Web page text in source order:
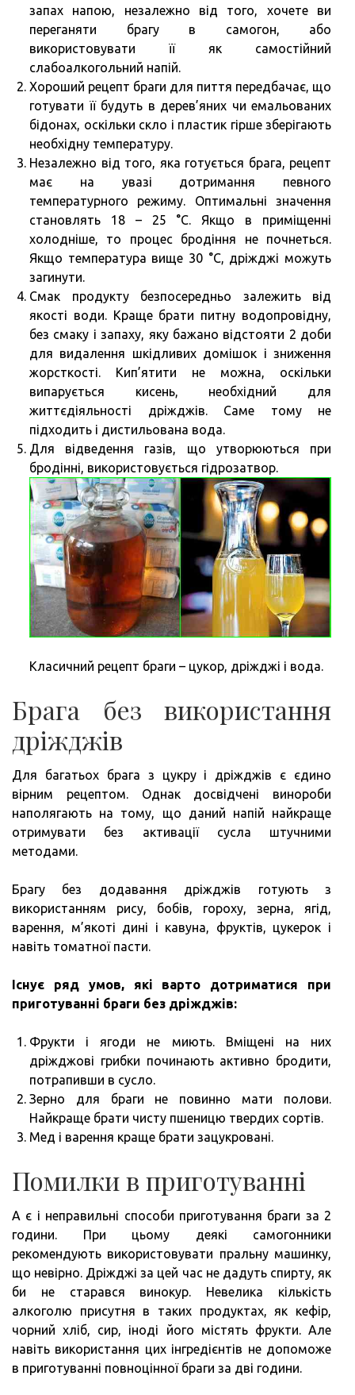
запах напою, незалежно від того, хочете ви
переганяти брагу в самогон, або
використовувати її як самостійний
слабоалкогольний напій.
Хороший рецепт браги для пиття передбачає, що
готувати її будуть в дерев’яних чи емальованих
бідонах, оскільки скло і пластик гірше зберігають
необхідну температуру.
Незалежно від того, яка готується брага, рецепт
має на увазі дотримання певного
температурного режиму. Оптимальні значення
становлять 18 – 25 °C. Якщо в приміщенні
холодніше, то процес бродіння не почнеться.
Якщо температура вище 30 °C, дріжджі можуть
загинути.
Смак продукту безпосередньо залежить від
якості води. Краще брати питну водопровідну,
без смаку і запаху, яку бажано відстояти 2 доби
для видалення шкідливих домішок і зниження
жорсткості. Кип’ятити не можна, оскільки
випарується кисень, необхідний для
життєдіяльності дріжджів. Саме тому не
підходить і дистильована вода.
Для відведення газів, що утворюються при
бродінні, використовується гідрозатвор.
Класичний рецепт браги – цукор, дріжджі і вода.
Брага без використання
дріжджів
Для багатьох брага з цукру і дріжджів є єдино
вірним рецептом. Однак досвідчені винороби
наполягають на тому, що даний напій найкраще
отримувати без активації сусла штучними
методами.
Брагу без додавання дріжджів готують з
використанням рису, бобів, гороху, зерна, ягід,
варення, м’якоті дині і кавуна, фруктів, цукерок і
навіть томатної пасти.
Існує ряд умов, які варто дотриматися при
приготуванні браги без дріжджів:
Фрукти і ягоди не миють. Вміщені на них
дріжджові грибки починають активно бродити,
потрапивши в сусло.
Зерно для браги не повинно мати полови.
Найкраще брати чисту пшеницю твердих сортів.
Мед і варення краще брати зацукровані.
Помилки в приготуванні
А є і неправильні способи приготування браги за 2
години. При цьому деякі самогонники
рекомендують використовувати пральну машинку,
що невірно. Дріжджі за цей час не дадуть спирту, як
би не старався винокур. Невелика кількість
алкоголю присутня в таких продуктах, як кефір,
чорний хліб, сир, іноді його містять фрукти. Але
навіть використання цих інгредієнтів не допоможе
в приготуванні повноцінної браги за дві години.